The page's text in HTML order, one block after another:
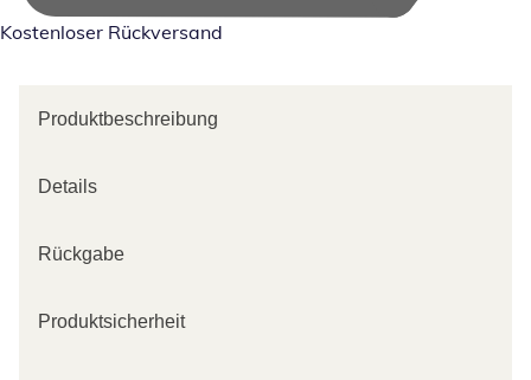
Kostenloser Rückversand
Produktbeschreibung
Details
Rückgabe
Produktsicherheit